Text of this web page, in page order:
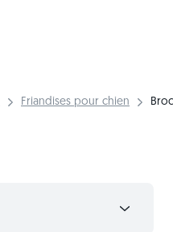
Friandises pour chien